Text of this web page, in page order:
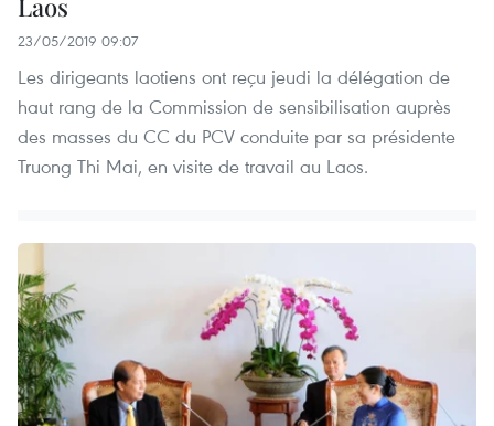
Laos
23/05/2019 09:07
Les dirigeants laotiens ont reçu jeudi la délégation de
haut rang de la Commission de sensibilisation auprès
des masses du CC du PCV conduite par sa présidente
Truong Thi Mai, en visite de travail au Laos.